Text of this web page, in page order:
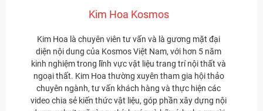
Kim Hoa Kosmos
Kim Hoa là chuyên viên tư vấn và là gương mặt đại
diện nội dung của Kosmos Việt Nam, với hơn 5 năm
kinh nghiệm trong lĩnh vực vật liệu trang trí nội thất và
ngoại thất. Kim Hoa thường xuyên tham gia hội thảo
chuyên ngành, tư vấn khách hàng và thực hiện các
video chia sẻ kiến thức vật liệu, góp phần xây dựng nội